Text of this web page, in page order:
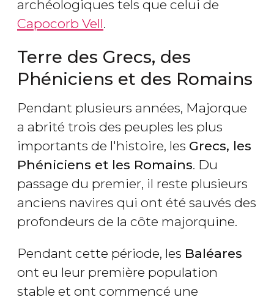
archéologiques tels que celui de
Capocorb Vell.
Terre des Grecs, des
Phéniciens et des Romains
Pendant plusieurs années, Majorque
a abrité trois des peuples les plus
importants de l'histoire, les Grecs, les
Phéniciens et les Romains. Du
passage du premier, il reste plusieurs
anciens navires qui ont été sauvés des
profondeurs de la côte majorquine.
Pendant cette période, les Baléares
ont eu leur première population
stable et ont commencé une